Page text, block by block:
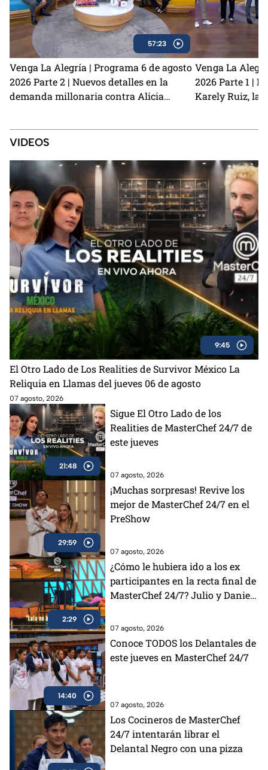
57:23
Venga La Alegría | Programa 6 de agosto
2026 Parte 2 | Nuevos detalles en la
demanda millonaria contra Alicia
2
Venga La
2026 Parte 1 |
Karely Ruiz, la
VIDEOS
9:45
El Otro Lado de Los Realities de Survivor México La
Reliquia en Llamas del jueves 06 de agosto
07 agosto, 2026
21:48
Sigue El Otro Lado de los
Realities de MasterChef 24/7 de
este jueves
07 agosto, 2026
29:59
¡Muchas sorpresas! Revive los
mejor de MasterChef 24/7 en el
PreShow
07 agosto, 2026
2:29
¿Cómo le hubiera ido a los ex
participantes en la recta final de
MasterChef 24/7? Julio y Daniela
07 agosto, 2026
14:40
Conoce TODOS los Delantales de
este jueves en MasterChef 24/7
07 agosto, 2026
Los Cocineros de MasterChef
24/7 intentarán librar el
Delantal Negro con una pizza